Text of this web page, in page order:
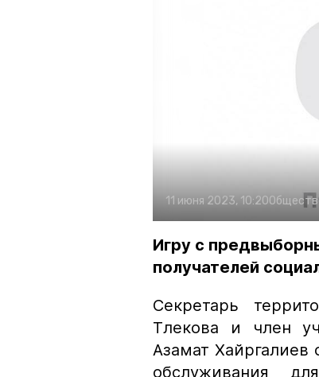
11 июня 2023, 10:20
Игру с
получателей
Секретарь
Тлекова и член
Азамат Хайргалиев
обслуживания